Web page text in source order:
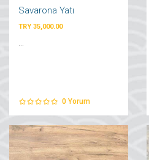
Savarona Yatı
TRY 35,000.00
...
0 Yorum